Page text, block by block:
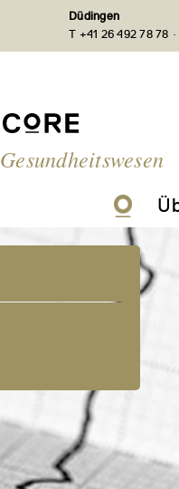
Düdingen
T +41 26 492 78 78 ·
Gesundheitswesen